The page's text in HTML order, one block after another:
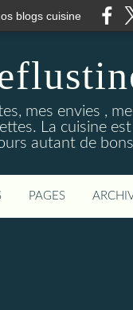
blogs cuisine
mes envies ,
La cuisine
autant de
PAGES